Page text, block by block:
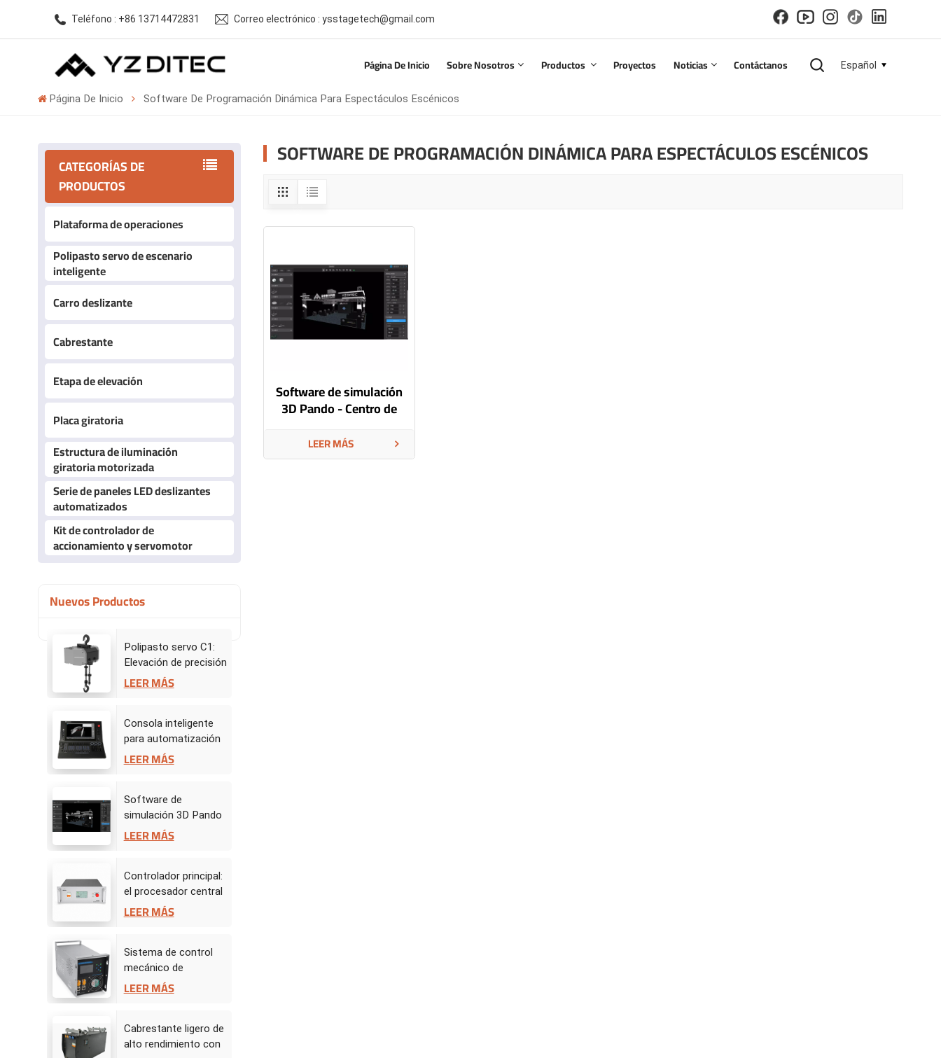
Teléfono : +86 13714472831 Correo electrónico : ysstagetech@gmail.com
Página De Inicio Sobre Nosotros Productos Proyectos Noticias Contáctanos Español
español
Página De Inicio Software De Programación Dinámica Para Espectáculos Escénicos
CATEGORÍAS DE
PRODUCTOS
Plataforma de operaciones
Polipasto servo de escenario
inteligente
Carro deslizante
Cabrestante
Etapa de elevación
Placa giratoria
Estructura de iluminación
giratoria motorizada
Serie de paneles LED deslizantes
automatizados
Kit de controlador de
accionamiento y servomotor
Nuevos Productos
Polipasto servo C1:
Elevación de precisión
para actuaciones
LEER MÁS
Consola inteligente
para automatización
de escenarios
LEER MÁS
Software de
simulación 3D Pando
- Centro de mando de
LEER MÁS
Controlador principal:
el procesador central
de la automatización
LEER MÁS
Sistema de control
mecánico de
escenario -
LEER MÁS
Cabrestante ligero de
alto rendimiento con
SOFTWARE DE PROGRAMACIÓN DINÁMICA PARA ESPECTÁCULOS ESCÉNICOS
Software de simulación
3D Pando - Centro de
virtual
LEER MÁS